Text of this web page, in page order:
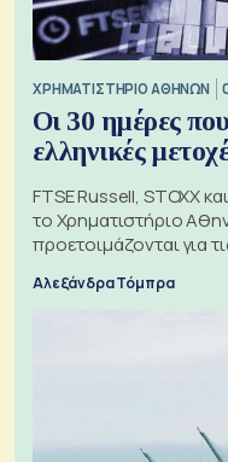
XΡΗΜΑΤΙΣΤΗΡΙΟ ΑΘΗΝΩΝ
Οι 30 ημέρες
ελληνικές
FTSE Russell, STOXX
το Χρηματιστήριο
προετοιμάζονται για
Αλεξάνδρα Τόμπρα